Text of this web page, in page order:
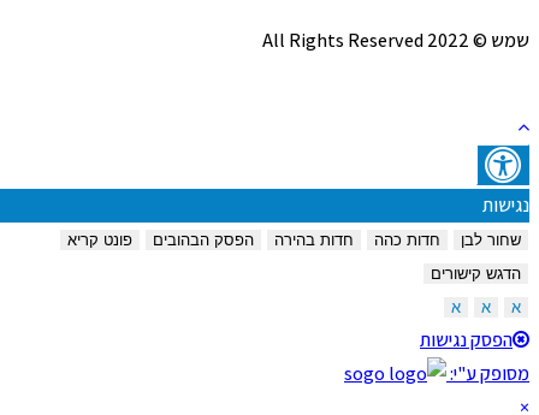
שמש © 2022 All Rights Reserved
נגישות
שחור לבן חדות כהה חדות בהירה הפסק הבהובים
פונט קריא
הדגש קישורים
הפסק נגישות
מסופק ע"י: